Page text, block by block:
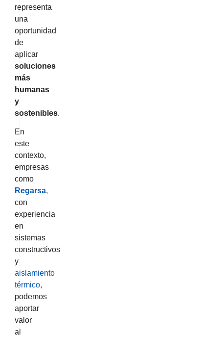
representa
una
oportunidad
de
aplicar
soluciones
más
humanas
y
sostenibles.
En
este
contexto,
empresas
como
Regarsa,
con
experiencia
en
sistemas
constructivos
y
aislamiento
térmico,
podemos
aportar
valor
al